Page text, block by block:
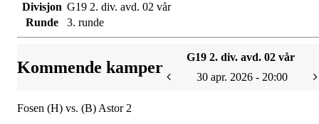
Divisjon G19 2. div. avd. 02 vår
Runde
3. runde
Kommende kamper
G19 2. div. avd. 02 vår
30 apr. 2026 - 20:00
Fosen (H) vs. (B) Astor 2